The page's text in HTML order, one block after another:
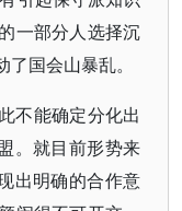
一部分人选择沉
国会山暴乱。
不能确定分化出
。就目前形势来
出明确的合作意